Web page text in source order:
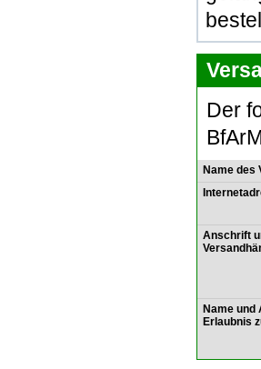
Der
Name des
Anschrift
Name
Erlaubnis